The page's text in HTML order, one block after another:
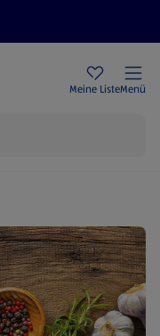
Meine ListeMenü